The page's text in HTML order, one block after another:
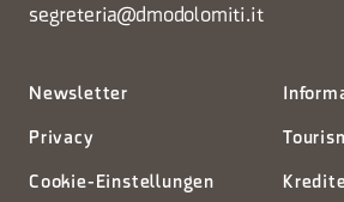
segreteria@dmodolomiti.it
Newsletter
Privacy
Cookie-Einstellungen